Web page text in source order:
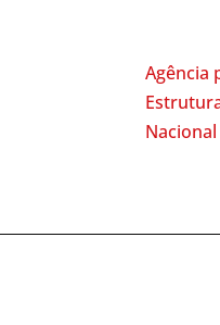
Agência